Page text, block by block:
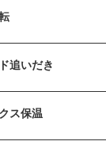
追いだき
ス保温